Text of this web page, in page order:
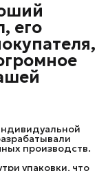
его
производств.
упаковки, что